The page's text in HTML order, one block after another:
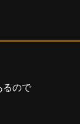
るので